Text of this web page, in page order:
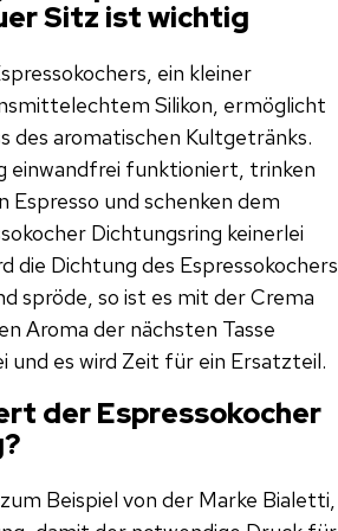
Sitz ist wichtig
ein kleiner
Silikon, ermöglicht
des aromatischen Kultgetränks.
einwandfrei funktioniert, trinken
Espresso und schenken dem
Dichtungsring keinerlei
die Dichtung des Espressokochers
spröde, so ist es mit der Crema
Aroma der nächsten Tasse
und es wird Zeit für ein Ersatzteil.
der Espressokocher
Beispiel von der Marke Bialetti,